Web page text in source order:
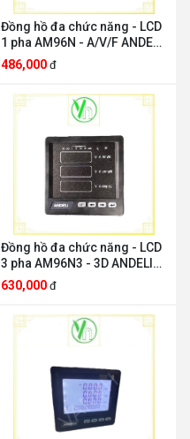
Đồng hồ đa chức năng - LCD
1 pha AM96N - A/V/F ANDELI
AM96N - A/V/F
486,000 đ
Đồng hồ đa chức năng - LCD
3 pha AM96N3 - 3D ANDELI
AM96N3 - 3D
630,000 đ